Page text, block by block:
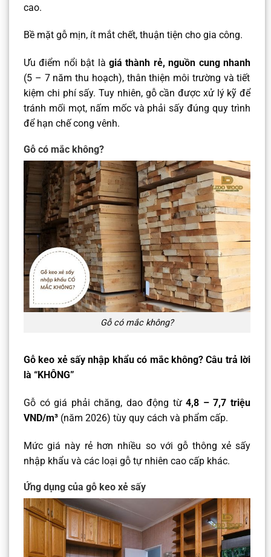
cao.
Bề mặt gỗ mịn, ít mắt chết, thuận tiện cho gia công.
Ưu điểm nổi bật là giá thành rẻ, nguồn cung nhanh
(5 – 7 năm thu hoạch), thân thiện môi trường và tiết
kiệm chi phí sấy. Tuy nhiên, gỗ cần được xử lý kỹ để
tránh mối mọt, nấm mốc và phải sấy đúng quy trình
để hạn chế cong vênh.
Gỗ có mắc không?
Gỗ có mắc không?
Gỗ keo xẻ sấy nhập khẩu có mắc không? Câu trả lời
là “KHÔNG”
Gỗ có giá phải chăng, dao động từ4,8 – 7,7 triệu
VND/m³ (năm 2026) tùy quy cách và phẩm cấp.
Mức giá này rẻ hơn nhiều so với gỗ thông xẻ sấy
nhập khẩu và các loại gỗ tự nhiên cao cấp khác.
Ứng dụng của gỗ keo xẻ sấy